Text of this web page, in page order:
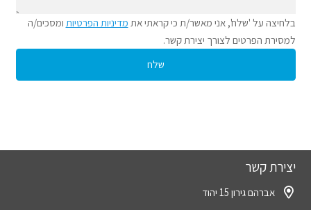
בלחיצה על 'שלח', אני מאשר/ת כי קראתי את מדיניות הפרטיות ומסכים/ה
למסירת הפרטים לצורך יצירת קשר.
יצירת קשר
אברהם גירון 15 יהוד